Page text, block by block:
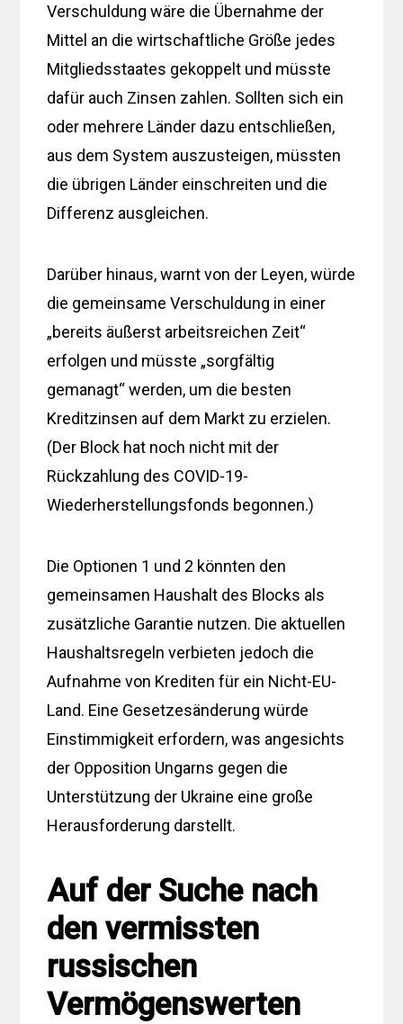
Verschuldung wäre die Übernahme der
Mittel an die wirtschaftliche Größe jedes
Mitgliedsstaates gekoppelt und müsste
dafür auch Zinsen zahlen. Sollten sich ein
oder mehrere Länder dazu entschließen,
aus dem System auszusteigen, müssten
die übrigen Länder einschreiten und die
Differenz ausgleichen.
Darüber hinaus, warnt von der Leyen, würde
die gemeinsame Verschuldung in einer
„bereits äußerst arbeitsreichen Zeit“
erfolgen und müsste „sorgfältig
gemanagt“ werden, um die besten
Kreditzinsen auf dem Markt zu erzielen.
(Der Block hat noch nicht mit der
Rückzahlung des COVID-19-
Wiederherstellungsfonds begonnen.)
Die Optionen 1 und 2 könnten den
gemeinsamen Haushalt des Blocks als
zusätzliche Garantie nutzen. Die aktuellen
Haushaltsregeln verbieten jedoch die
Aufnahme von Krediten für ein Nicht-EU-
Land. Eine Gesetzesänderung würde
Einstimmigkeit erfordern, was angesichts
der Opposition Ungarns gegen die
Unterstützung der Ukraine eine große
Herausforderung darstellt.
Auf der Suche nach
den vermissten
russischen
Vermögenswerten